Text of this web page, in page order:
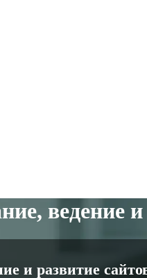
ведение и
и развитие